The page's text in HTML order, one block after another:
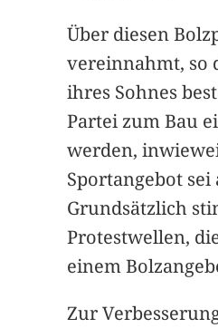
Über diesen
vereinnahmt, so
ihres Sohnes
Partei zum Bau
werden,
Sportangebot
Grundsätzlich
Protestwellen,
einem
Zur